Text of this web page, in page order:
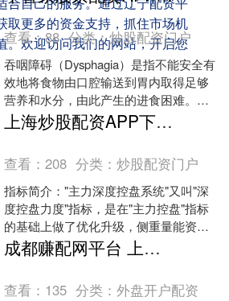
取更多的资金支持，抓住市场机
。欢迎访问我们的网站，开启您
查看：88 分类：炒股配资门户
吞咽障碍（Dysphagia）是指不能安全有
效地将食物由口腔输送到胃内取得足够
营养和水分，由此产生的进食困难。吞
咽障碍的发病率和患病率随年龄的增加
而增加，50岁....
上海炒股配资APP下载 通达信〖主力深度控盘〗副图指标 量能资金流动分析 源码
查看：208 分类：炒股配资门户
指标简介："主力深度控盘系统"又叫"深
度控盘力度"指标，是在"主力控盘"指标
的基础上做了优化升级，侧重量能资金
流动分析，强调数据深度，保留了原版
柱体的显示； 三....
成都赚配网平台 上海交大：助力青年勇闯“科研无人区”
查看： 135 分类：外盘开户配资